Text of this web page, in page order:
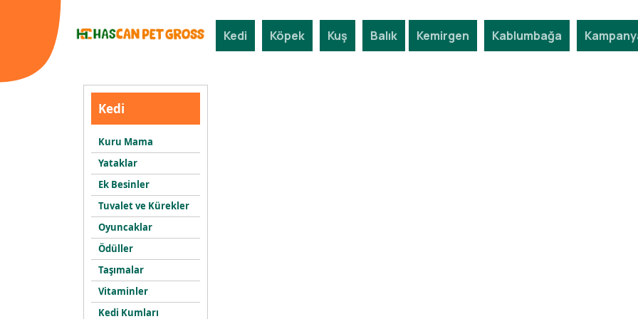
Kedi
Kuru Mama
Yataklar
Ek Besinler
Tuvalet ve Kürekler
Oyuncaklar
Ödüller
Taşımalar
Vitaminler
Kedi Kumları
Kedi Köpek Kuş Balık Kemirgen Kablumbağa